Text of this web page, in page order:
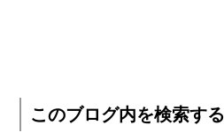
このブログ内を検索する